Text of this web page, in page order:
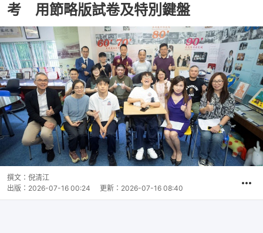
考 用節略版試卷及特別鍵盤
撰文： 倪清江
出版： 2026-07-16 00:24 更新： 2026-07-16 08:40